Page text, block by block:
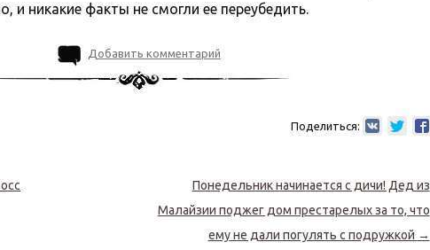
и никакие факты не смогли ее переубедить.
Добавить комментарий
Поделиться:
Понедельник начинается с дичи! Дед из
Малайзии поджег дом престарелых за то, что
ему не дали погулять с подружкой →